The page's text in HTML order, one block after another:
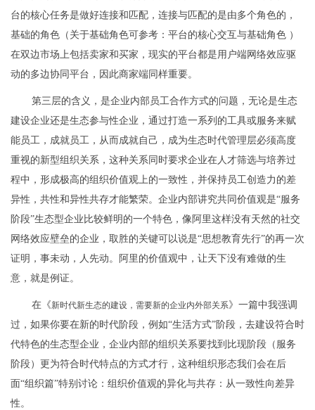
台的核心任务是做好连接和匹配，连接与匹配的是由多个角色的，
基础的角色（关于基础角色可参考：平台的核心交互与基础角色 ）
在双边市场上包括卖家和买家，现实的平台都是用户端网络效应驱
动的多边协同平台，因此商家端同样重要。
第三层的含义，是企业内部员工合作方式的问题，无论是生态
建设企业还是生态参与性企业，通过打造一系列的工具或服务来赋
能员工，成就员工，从而成就自己，成为生态时代管理层必须高度
重视的新型组织关系，这种关系同时要求企业在人才筛选与培养过
程中，形成极高的组织价值观上的一致性，并保持员工创造力的差
异性，共性和异性共存才能繁荣。企业内部讲究共同价值观是“服务
阶段”生态型企业比较鲜明的一个特色，像阿里这样没有天然的社交
网络效应壁垒的企业，取胜的关键可以说是“思想教育先行”的再一次
证明，事未动，人先动。阿里的价值观中，让天下没有难做的生
意，就是例证。
在《新时代新生态的建设，需要新的企业内外部关系》一篇中我强调
过，如果你要在新的时代阶段，例如“生活方式”阶段，去建设符合时
代特色的生态型企业，企业内部的组织关系要找到比现阶段（服务
阶段）更为符合时代特点的方式才行，这种组织形态我们会在后
面“组织篇”特别讨论：组织价值观的异化与共存：从一致性向差异
性。